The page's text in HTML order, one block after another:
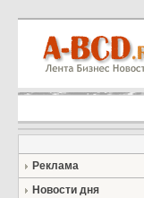
Реклама
Новости дня